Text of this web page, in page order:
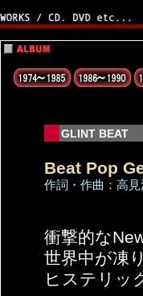
GLINT BEAT
Beat Pop
作詞・作曲：高
衝撃的な
世界中が凍
ヒステリッ